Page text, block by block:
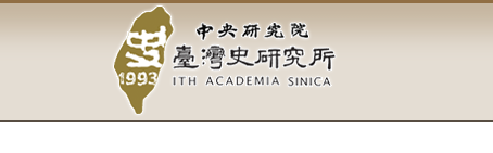
容
中
央
研